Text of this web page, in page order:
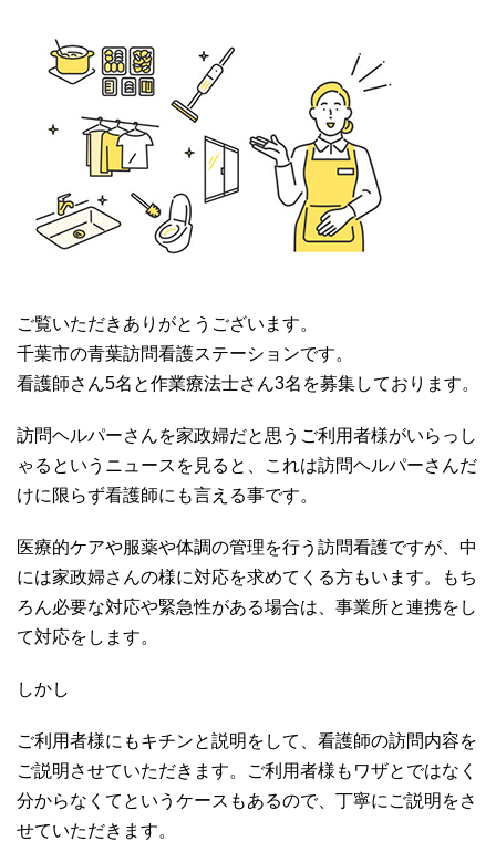
ご覧いただきありがとうございます。
千葉市の青葉訪問看護ステーションです。
看護師さん5名と作業療法士さん3名を募集しております。
訪問ヘルパーさんを家政婦だと思うご利用者様がいらっし
ゃるというニュースを見ると、これは訪問ヘルパーさんだ
けに限らず看護師にも言える事です。
医療的ケアや服薬や体調の管理を行う訪問看護ですが、中
には家政婦さんの様に対応を求めてくる方もいます。もち
ろん必要な対応や緊急性がある場合は、事業所と連携をし
て対応をします。
しかし
ご利用者様にもキチンと説明をして、看護師の訪問内容を
ご説明させていただきます。ご利用者様もワザとではなく
分からなくてというケースもあるので、丁寧にご説明をさ
せていただきます。